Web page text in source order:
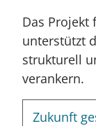
Das Projekt
unterstützt
strukturell
verankern.
Zukunft